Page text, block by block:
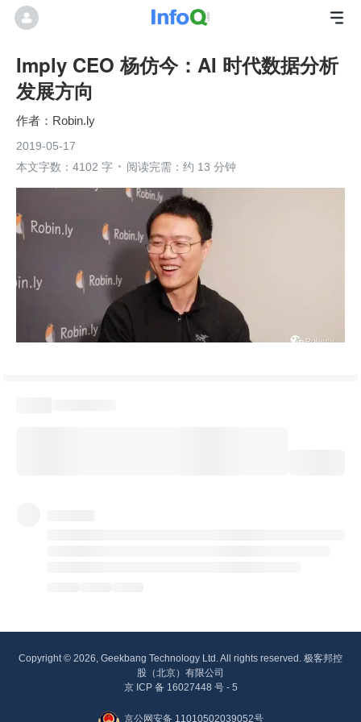
Imply CEO 杨仿今：AI 时代数据分析
发展方向
Robin.ly
2019-05-17
本文字数：4102 字
阅读完需：约 13 分钟
Copyright © 2026, Geekbang Technology Ltd. All rights reserved. 极客邦控
股（北京）有限公司
京 ICP 备 16027448 号 - 5
京公网安备 11010502039052号